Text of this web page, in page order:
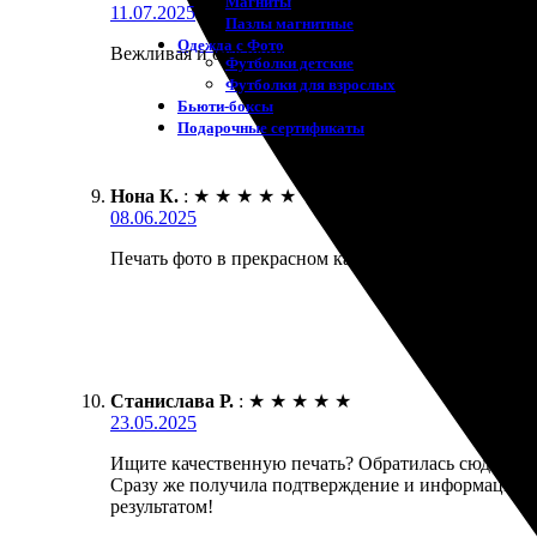
Пазлы магнитные
Одежда с Фото
Футболки детские
Футболки для взрослых
Бьюти-боксы
Подарочные сертификаты
11.07.2025
Вежливая и отзывчивая команда. Заказ оформил
Нона К. : ★ ★ ★ ★ ★
08.06.2025
Печать фото в прекрасном качестве, быстро
Станислава Р. : ★ ★ ★ ★ ★
23.05.2025
Ищите качественную печать? Обратилась сюда,
Сразу же получила подтверждение и информацию
результатом!